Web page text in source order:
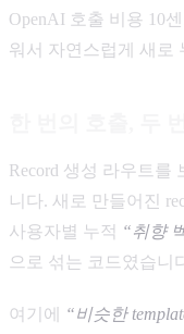
OpenAI 호출 비용 10
워서 자연스럽게 새로
Record 생성 라우트를
니다. 새로 만들어진
사용자별 누적 “취향
으로 섞는 코드였습니
여기에 “비슷한